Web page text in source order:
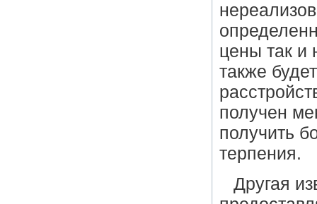
цены так и
также
получен
получить
терпения.
Другая